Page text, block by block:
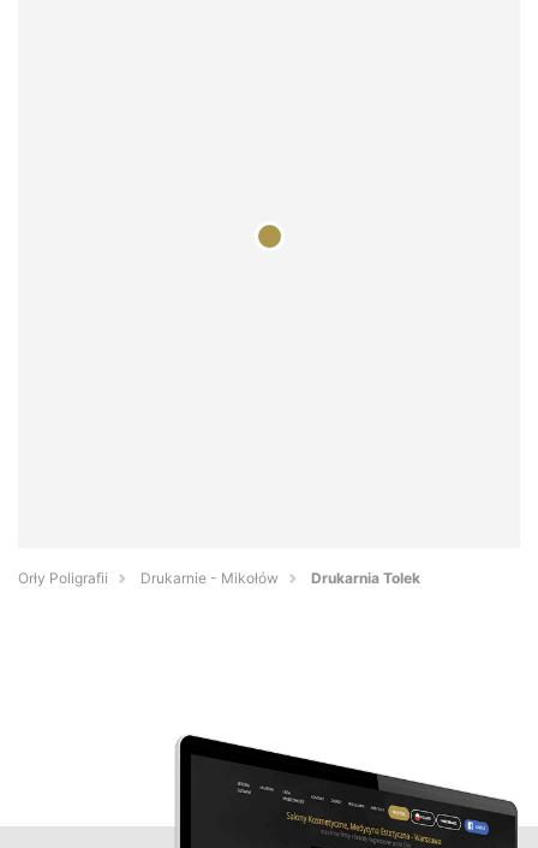
Orły Poligrafii Drukarnie - Mikołów Drukarnia Tolek